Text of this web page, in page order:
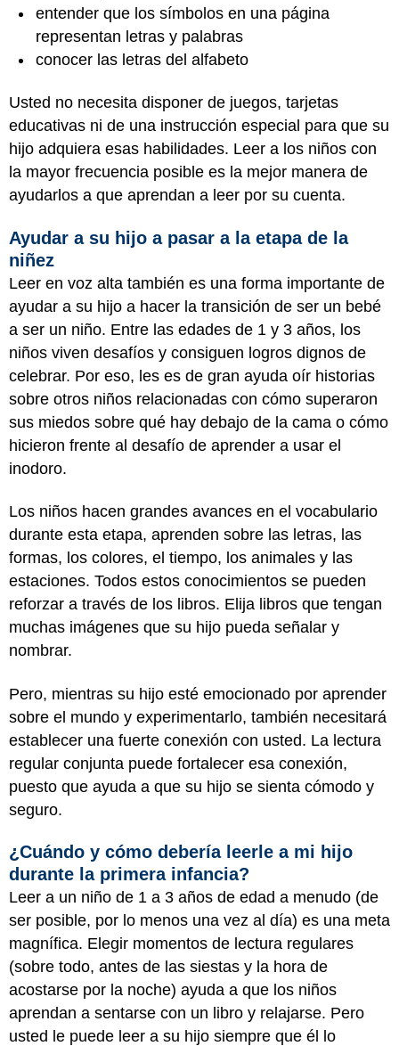
entender que los símbolos en una página
representan letras y palabras
conocer las letras del alfabeto
Usted no necesita disponer de juegos, tarjetas
educativas ni de una instrucción especial para que su
hijo adquiera esas habilidades. Leer a los niños con
la mayor frecuencia posible es la mejor manera de
ayudarlos a que aprendan a leer por su cuenta.
Ayudar a su hijo a pasar a la etapa de la
niñez
Leer en voz alta también es una forma importante de
ayudar a su hijo a hacer la transición de ser un bebé
a ser un niño. Entre las edades de 1 y 3 años, los
niños viven desafíos y consiguen logros dignos de
celebrar. Por eso, les es de gran ayuda oír historias
sobre otros niños relacionadas con cómo superaron
sus miedos sobre qué hay debajo de la cama o cómo
hicieron frente al desafío de aprender a usar el
inodoro.
Los niños hacen grandes avances en el vocabulario
durante esta etapa, aprenden sobre las letras, las
formas, los colores, el tiempo, los animales y las
estaciones. Todos estos conocimientos se pueden
reforzar a través de los libros. Elija libros que tengan
muchas imágenes que su hijo pueda señalar y
nombrar.
Pero, mientras su hijo esté emocionado por aprender
sobre el mundo y experimentarlo, también necesitará
establecer una fuerte conexión con usted. La lectura
regular conjunta puede fortalecer esa conexión,
puesto que ayuda a que su hijo se sienta cómodo y
seguro.
¿Cuándo y cómo debería leerle a mi hijo
durante la primera infancia?
Leer a un niño de 1 a 3 años de edad a menudo (de
ser posible, por lo menos una vez al día) es una meta
magnífica. Elegir momentos de lectura regulares
(sobre todo, antes de las siestas y la hora de
acostarse por la noche) ayuda a que los niños
aprendan a sentarse con un libro y relajarse. Pero
usted le puede leer a su hijo siempre que él lo